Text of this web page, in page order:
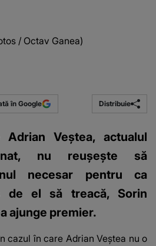
/ Octav Ganea)
în Google Distribuie
Veștea, actualul
nu reușește să
necesar pentru ca
de el să treacă, Sorin
ajunge premier.
cazul în care Adrian Veștea nu o